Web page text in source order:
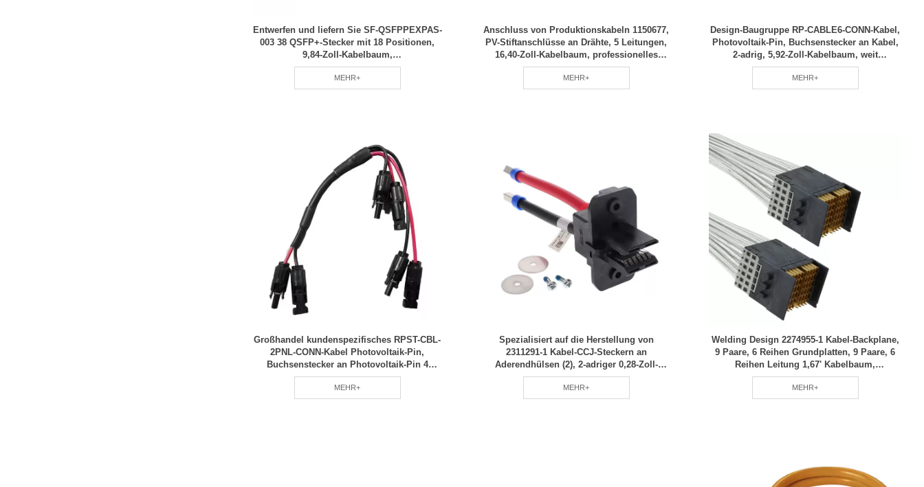
Entwerfen und liefern Sie SF-QSFPPEXPAS-
003 38 QSFP+-Stecker mit 18 Positionen,
9,84-Zoll-Kabelbaum,
Kleinserienanpassung, professionelles RCD-
Team
MEHR+
Anschluss von Produktionskabeln 1150677,
PV-Stiftanschlüsse an Drähte, 5 Leitungen,
16,40-Zoll-Kabelbaum, professionelles
Team, regelmäßige Wartung, FI-
Schutzschalter
MEHR+
Design-Baugruppe RP-CABLE6-CONN-Kabel,
Photovoltaik-Pin, Buchsenstecker an Kabel,
2-adrig, 5,92-Zoll-Kabelbaum, weit
verbreitet, grüner Umweltschutz-RCD
MEHR+
Großhandel kundenspezifisches RPST-CBL-
2PNL-CONN-Kabel Photovoltaik-Pin,
Buchsenstecker an Photovoltaik-Pin 4
Leitung 1,04' Kabelbaum grüner
Umweltschutz Energieeinsparung und
Verbrauchsreduzierung RCD
MEHR+
Spezialisiert auf die Herstellung von
2311291-1 Kabel-CCJ-Steckern an
Aderendhülsen (2), 2-adriger 0,28-Zoll-
Kabelbaum. Jahrelange Erfahrung.
Professionelle Herstellung von RCDs
MEHR+
Welding Design 2274955-1 Kabel-Backplane,
9 Paare, 6 Reihen Grundplatten, 9 Paare, 6
Reihen Leitung 1,67' Kabelbaum,
professionell hergestellter RCD auf Anfrage
MEHR+